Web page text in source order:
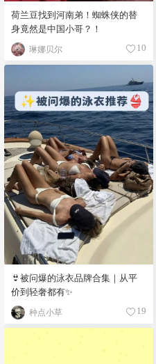
荷兰豆找到河南弟！蜘蛛侠的替
身竟然是中国小哥？！
琳娜贝尔 10
👙被问爆的泳衣品牌合集｜从平
价到轻奢都有✨
种点小草 19